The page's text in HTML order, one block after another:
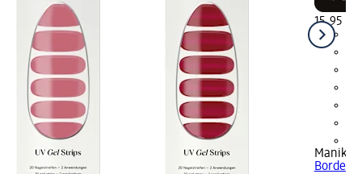
15,95 €
Maniko